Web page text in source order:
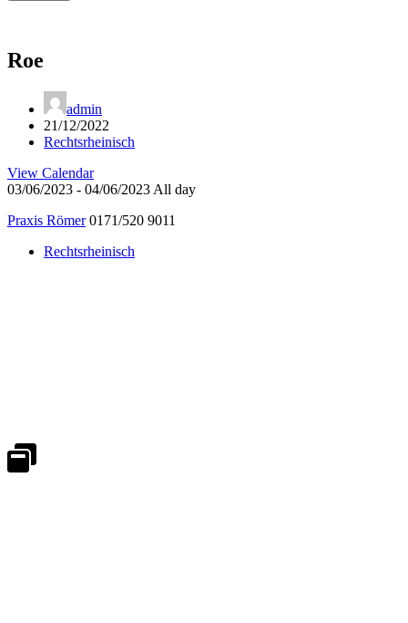
Roe
admin
21/12/2022
Rechtsrheinisch
View Calendar
03/06/2023 - 04/06/2023 All day
Praxis Römer0171/520 9011
Rechtsrheinisch